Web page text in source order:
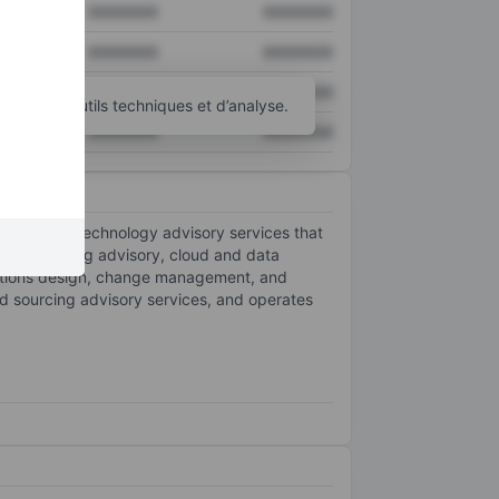
XXXXXXX XXXXXXX
d’autres outils techniques et d’analyse.
and technology advisory services that
sourcing advisory, cloud and data
design, change management, and
sourcing advisory services, and operates